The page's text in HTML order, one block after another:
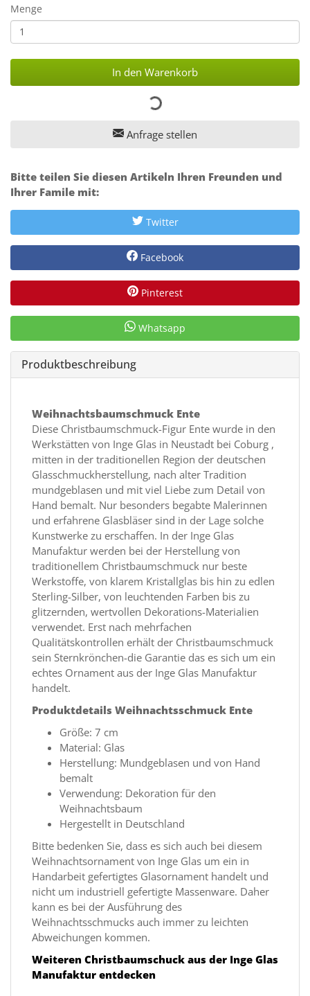
Menge
In den Warenkorb
Anfrage stellen
Bitte teilen Sie diesen Artikeln Ihren Freunden und
Ihrer Famile mit:
Twitter
Facebook
Pinterest
Whatsapp
Produktbeschreibung
Weihnachtsbaumschmuck Ente
Diese Christbaumschmuck-Figur Ente wurde in den
Werkstätten von Inge Glas in Neustadt bei Coburg ,
mitten in der traditionellen Region der deutschen
Glasschmuckherstellung, nach alter Tradition
mundgeblasen und mit viel Liebe zum Detail von
Hand bemalt. Nur besonders begabte Malerinnen
und erfahrene Glasbläser sind in der Lage solche
Kunstwerke zu erschaffen. In der Inge Glas
Manufaktur werden bei der Herstellung von
traditionellem Christbaumschmuck nur beste
Werkstoffe, von klarem Kristallglas bis hin zu edlen
Sterling-Silber, von leuchtenden Farben bis zu
glitzernden, wertvollen Dekorations-Materialien
verwendet. Erst nach mehrfachen
Qualitätskontrollen erhält der Christbaumschmuck
sein Sternkrönchen-die Garantie das es sich um ein
echtes Ornament aus der Inge Glas Manufaktur
handelt.
Produktdetails Weihnachtsschmuck Ente
Größe: 7 cm
Material: Glas
Herstellung: Mundgeblasen und von Hand
bemalt
Verwendung: Dekoration für den
Weihnachtsbaum
Hergestellt in Deutschland
Bitte bedenken Sie, dass es sich auch bei diesem
Weihnachtsornament von Inge Glas um ein in
Handarbeit gefertigtes Glasornament handelt und
nicht um industriell gefertigte Massenware. Daher
kann es bei der Ausführung des
Weihnachtsschmucks auch immer zu leichten
Abweichungen kommen.
Weiteren Christbaumschuck aus der Inge Glas
Manufaktur entdecken